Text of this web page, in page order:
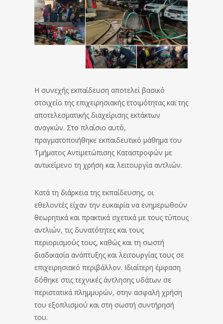
Η συνεχής εκπαίδευση αποτελεί βασικό
στοιχείο της επιχειρησιακής ετοιμότητας και της
αποτελεσματικής διαχείρισης εκτάκτων
αναγκών. Στο πλαίσιο αυτό,
πραγματοποιήθηκε εκπαιδευτικό μάθημα του
Τμήματος Αντιμετώπισης Καταστροφών με
αντικείμενο τη χρήση και λειτουργία αντλιών.
Κατά τη διάρκεια της εκπαίδευσης, οι
εθελοντές είχαν την ευκαιρία να ενημερωθούν
θεωρητικά και πρακτικά σχετικά με τους τύπους
αντλιών, τις δυνατότητες και τους
περιορισμούς τους, καθώς και τη σωστή
διαδικασία ανάπτυξης και λειτουργίας τους σε
επιχειρησιακό περιβάλλον. Ιδιαίτερη έμφαση
δόθηκε στις τεχνικές άντλησης υδάτων σε
περιστατικά πλημμυρών, στην ασφαλή χρήση
του εξοπλισμού και στη σωστή συντήρησή
του.